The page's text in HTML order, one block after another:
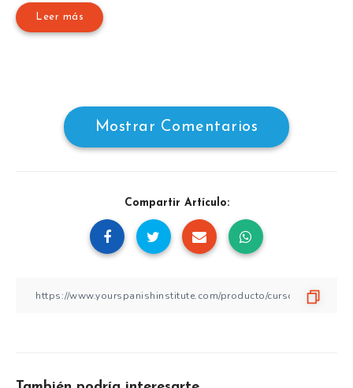
Leer más
Mostrar Comentarios
Compartir Artículo: